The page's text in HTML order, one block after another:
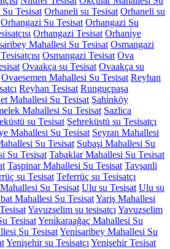
Tesisat Orhaneli su Tesisat Orhaneli su
Orhangazi Su Tesisat Orhangazi Su
Orhangazi Tesisat Orhani̇ye
Mahallesi Su Tesisat Osmangazi
Osmangazi Tesisat Ova
Ovaakça su Tesisat Ovaakça su
Ovaesemen Mahallesi Su Tesisat Reyhan
Reyhan Tesisat Runguçpaşa
Mahallesi Su Tesisat Şahi̇nköy
Mahallesi Su Tesisat Sazlica
su Tesisat Şehreküstü su Tesisatçı
Mahallesi Su Tesisat Seyran Mahallesi
Su Tesisat Subaşi Mahallesi Su
Su Tesisat Tabaklar Mahallesi Su Tesisat
Taşpinar Mahallesi Su Tesisat Tavşanli
su Tesisat Teferrüç su Tesisatçı
Su Tesisat Ulu su Tesisat Ulu su
Mahallesi Su TesisatYariş Mahallesi
Yavuzselim su tesisatçı Yavuzselim
TesisatYeni̇karaağaç Mahallesi Su
Su TesisatYeni̇saribey Mahallesi Su
Yenişehir su Tesisatçı Yenişehir Tesisat